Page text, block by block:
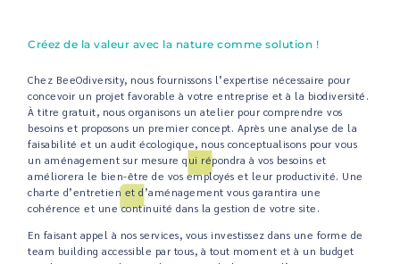
Créez de la valeur avec la nature comme solution !
Chez BeeOdiversity, nous fournissons l’expertise nécessaire pour
concevoir un projet favorable à votre entreprise et à la biodiversité.
À titre gratuit, nous organisons un atelier pour comprendre vos
besoins et proposons un premier concept. Après une analyse de la
faisabilité et un audit écologique, nous conceptualisons pour vous
un aménagement sur mesure qui répondra à vos besoins et
améliorera le bien-être de vos employés et leur productivité. Une
charte d’entretien et d’aménagement vous garantira une
cohérence et une continuité dans la gestion de votre site.
En faisant appel à nos services, vous investissez dans une forme de
team building accessible par tous, à tout moment et à un budget